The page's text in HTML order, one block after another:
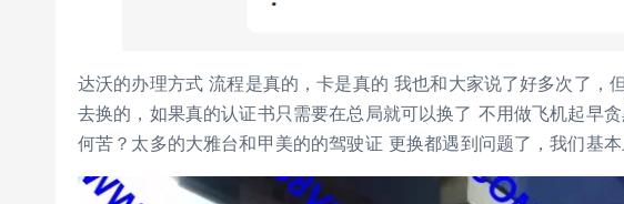
达沃的办理方式 流程是真的，卡是真的 我也和大家说了好多次了，
去换的，如果真的认证书只需要在总局就可以换了 不用做飞机起早
何苦？太多的大雅台和甲美的的驾驶证 更换都遇到问题了，我们基